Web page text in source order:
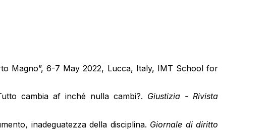
Magno”, 6-7 May 2022, Lucca, Italy, IMT School for
cambia af inché nulla cambi?. Giustizia - Rivista
inadeguatezza della disciplina. Giornale di diritto